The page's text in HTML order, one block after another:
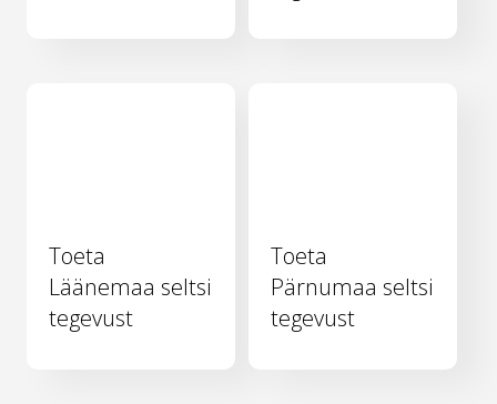
Toeta
Läänemaa seltsi
tegevust
Toeta
Pärnumaa seltsi
tegevust